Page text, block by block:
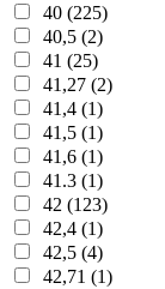
40 (225)
40,5 (2)
41 (25)
41,27 (2)
41,4 (1)
41,5 (1)
41,6 (1)
41.3 (1)
42 (123)
42,4 (1)
42,5 (4)
42,71 (1)